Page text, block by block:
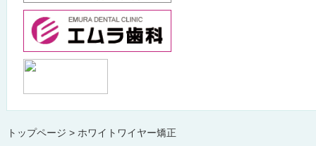
トップページ ホワイトワイヤー矯正